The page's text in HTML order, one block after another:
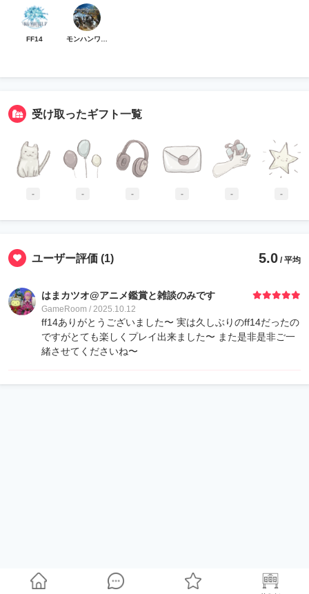
FF14
受け取ったギフト一覧
- - - - - -
ユーザー評価 (1) 5.0 / 平均
はまカツオ@アニメ鑑賞と雑談のみです
GameRoom / 2025.10.12
ff14ありがとうございました〜 実は久しぶりのff14だったの
ですがとても楽しくプレイ出来ました〜 また是非是非ご一
緒させてくださいね〜